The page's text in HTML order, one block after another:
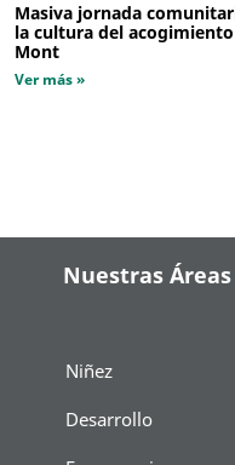
Masiva jornada
la cultura del
Mont
Ver más »
Nuestras Áreas
Niñez
Desarrollo